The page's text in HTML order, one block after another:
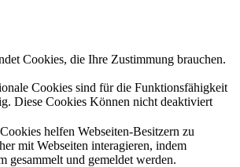
Cookies, die Ihre Zustimmung brauchen.
Cookies sind für die Funktionsfähigkeit
Diese Cookies Können nicht deaktiviert
helfen Webseiten-Besitzern zu
mit Webseiten interagieren, indem
gesammelt und gemeldet werden.